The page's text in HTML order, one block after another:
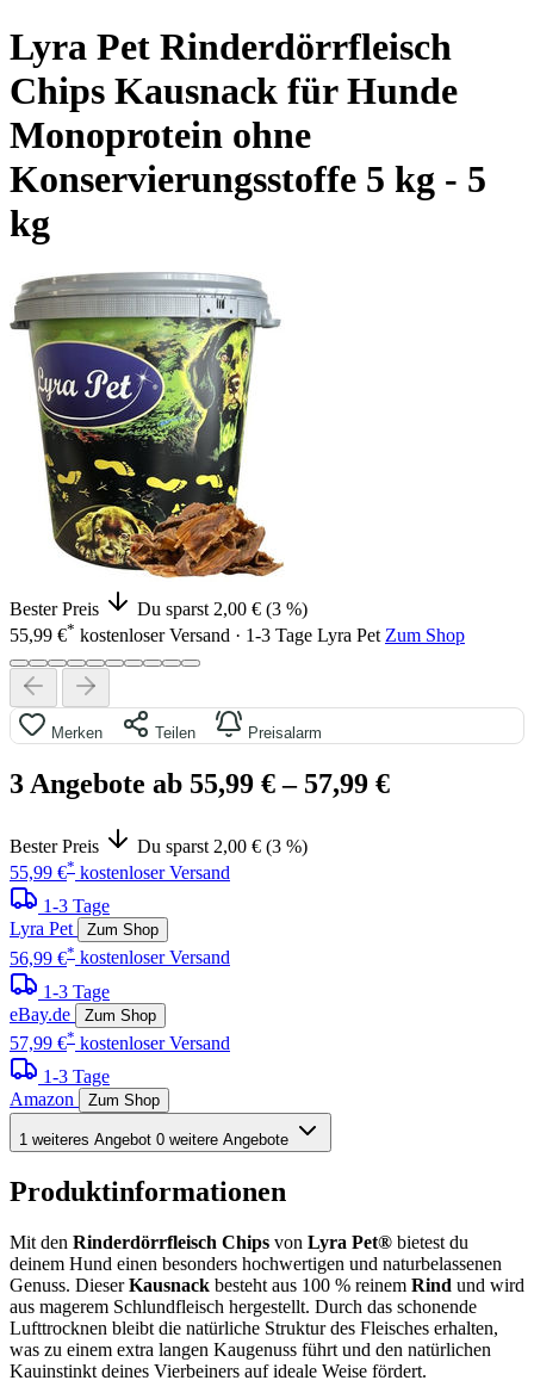
Lyra Pet Rinderdörrfleisch
Chips Kausnack für Hunde
Monoprotein ohne
Konservierungsstoffe 5 kg - 5
kg
Bester Preis
Du sparst 2,00 € (3 %)
55,99 €* kostenloser Versand · 1-3 Tage Lyra Pet Zum Shop
Merken Teilen Preisalarm
3 Angebote ab 55,99 €– 57,99 €
Bester Preis
Du sparst 2,00 € (3 %)
55,99 €* kostenloser Versand
1-3 Tage
Lyra Pet
Zum Shop
56,99 €* kostenloser Versand
1-3 Tage
eBay.de
Zum Shop
57,99 €* kostenloser Versand
1-3 Tage
Amazon
Zum Shop
1 weiteres Angebot 0 weitere Angebote
Produktinformationen
Mit den Rinderdörrfleisch Chips von Lyra Pet® bietest du
deinem Hund einen besonders hochwertigen und naturbelassenen
Genuss. DieserKausnack besteht aus 100 % reinem Rind und wird
aus magerem Schlundfleisch hergestellt. Durch das schonende
Lufttrocknen bleibt die natürliche Struktur des Fleisches erhalten,
was zu einem extra langen Kaugenuss führt und den natürlichen
Kauinstinkt deines Vierbeiners auf ideale Weise fördert.